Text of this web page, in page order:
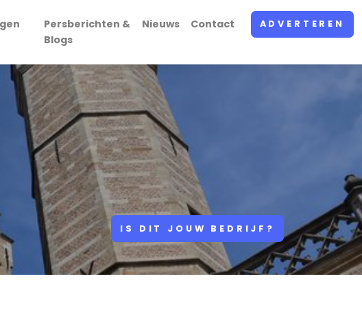
Persberichten &
Blogs
Nieuws Contact ADVERTEREN
IS DIT JOUW BEDRIJF?